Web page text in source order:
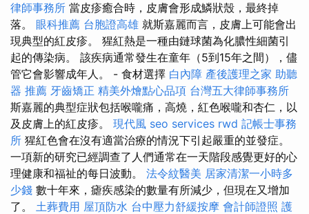
律師事務所 當皮疹癒合時，皮膚會形成鱗狀殼，最終掉
落。 眼科推薦 台胞證高雄 就斯嘉麗而言，皮膚上可能會出
現典型的紅皮疹。 猩紅熱是一種由鏈球菌為化膿性細菌引
起的傳染病。 該疾病通常發生在童年（5到15年之間），儘
管它會影響成年人。 - 食材選擇 白內障 產後護理之家 助聽
器 推薦 牙齒矯正 精美外燴點心品項 台灣五大律師事務所
斯嘉麗的典型症狀包括喉嚨痛，高燒，紅色喉嚨和杏仁，以
及皮膚上的紅皮疹。 現代風 seo services rwd 記帳士事務
所 猩紅色會在沒有適當治療的情況下引起嚴重的並發症。
一項新的研究已經調查了人們通常在一天階段感覺更好的心
理健康和福祉的每日波動。 法令紋醫美 居家清潔一小時多
少錢 數十年來，瘧疾感染的數量有所減少，但現在又增加
了。 土葬費用 屋頂防水 台中壓力舒緩按摩 會計師證照 護